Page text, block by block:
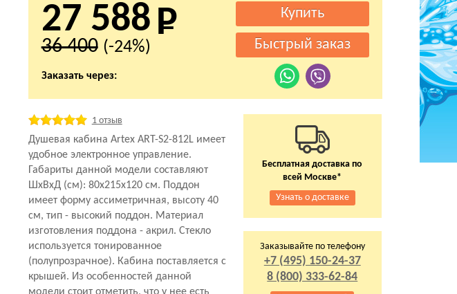
27 588
36 400 (-24%)
Заказать через:
1 отзыв
Душевая кабина Artex ART-S2-812L имеет
удобное электронное управление.
Габариты данной модели составляют
ШхВхД (см): 80x215x120 см. Поддон
имеет форму ассиметричная, высоту 40
см, тип - высокий поддон. Материал
изготовления поддона - акрил. Стекло
используется тонированное
(полупрозрачное). Кабина поставляется с
крышей. Из особенностей данной
Бесплатная доставка по
всей Москве*
Узнать о доставке
Заказывайте по телефону
+7 (495) 150-24-37
8 (800) 333-62-84